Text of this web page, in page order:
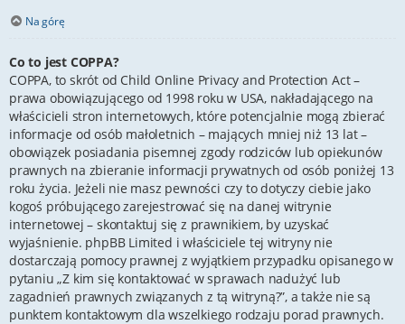
Na górę
Co to jest COPPA?
COPPA, to skrót od Child Online Privacy and Protection Act –
prawa obowiązującego od 1998 roku w USA, nakładającego na
właścicieli stron internetowych, które potencjalnie mogą zbierać
informacje od osób małoletnich – mających mniej niż 13 lat –
obowiązek posiadania pisemnej zgody rodziców lub opiekunów
prawnych na zbieranie informacji prywatnych od osób poniżej 13
roku życia. Jeżeli nie masz pewności czy to dotyczy ciebie jako
kogoś próbującego zarejestrować się na danej witrynie
internetowej – skontaktuj się z prawnikiem, by uzyskać
wyjaśnienie. phpBB Limited i właściciele tej witryny nie
dostarczają pomocy prawnej z wyjątkiem przypadku opisanego w
pytaniu „Z kim się kontaktować w sprawach nadużyć lub
zagadnień prawnych związanych z tą witryną?”, a także nie są
punktem kontaktowym dla wszelkiego rodzaju porad prawnych.